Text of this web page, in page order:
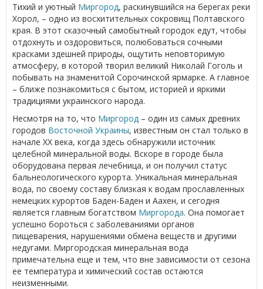
Тихий и уютный Миргород, раскинувшийся на берегах реки
Хорол, – одно из восхитительных сокровищ Полтавского
края. В этот сказочный самобытный городок едут, чтобы
отдохнуть и оздоровиться, полюбоваться сочными
красками здешней природы, ощутить неповторимую
атмосферу, в которой творил великий Николай Гоголь и
побывать на знаменитой Сорочинской ярмарке. А главное
– ближе познакомиться с бытом, историей и яркими
традициями украинского народа.
Несмотря на то, что Миргород – один из самых древних
городов Восточной Украины, известным он стал только в
начале ХХ века, когда здесь обнаружили источник
целебной минеральной воды. Вскоре в городе была
оборудована первая лечебница, и он получил статус
бальнеологического курорта. Уникальная минеральная
вода, по своему составу близкая к водам прославленных
немецких курортов Баден-Баден и Аахен, и сегодня
является главным богатством Миргорода. Она помогает
успешно бороться с заболеваниями органов
пищеварения, нарушениями обмена веществ и другими
недугами. Миргородская минеральная вода
примечательна еще и тем, что вне зависимости от сезона
ее температура и химический состав остаются
неизменными.